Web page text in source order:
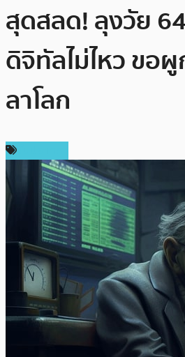
สุดสลด! ลุงวัย
ดิจิทัลไม่ไหว ขอ
ลาโลก